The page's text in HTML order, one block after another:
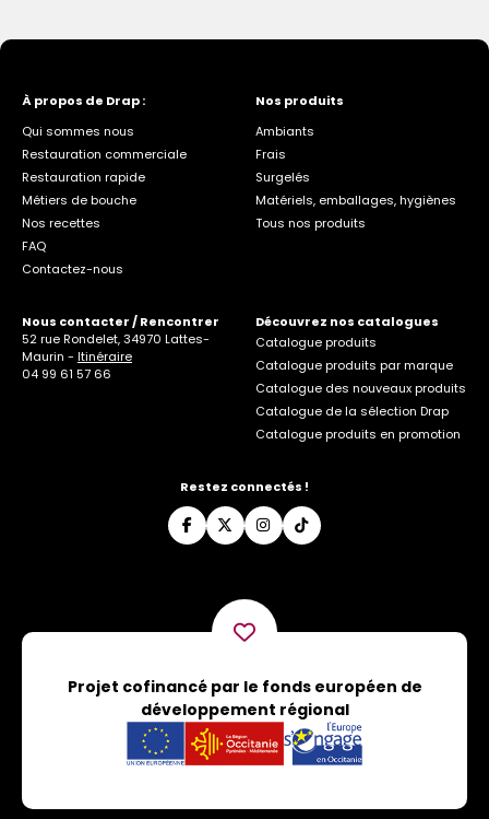
À propos de Drap :
Qui sommes nous
Restauration commerciale
Restauration rapide
Métiers de bouche
Nos recettes
FAQ
Contactez-nous
Nos produits
Ambiants
Frais
Surgelés
Matériels, emballages, hygiènes
Tous nos produits
Nous contacter / Rencontrer
52 rue Rondelet, 34970 Lattes-
Maurin - Itinéraire
04 99 61 57 66
Découvrez nos catalogues
Catalogue produits
Catalogue produits par marque
Catalogue des nouveaux produits
Catalogue de la sélection Drap
Catalogue produits en promotion
Restez connectés !
Projet cofinancé par le fonds européen de
développement régional